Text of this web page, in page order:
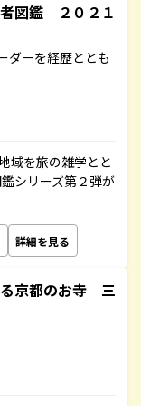
図鑑 ２０２１
ダーを経歴ととも
域を旅の雑学とと
シリーズ第２弾が
詳細を見る
京都のお寺 三